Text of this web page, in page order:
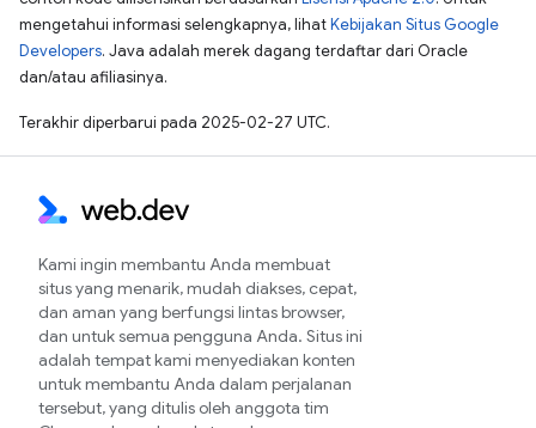
mengetahui informasi selengkapnya, lihatKebijakan Situs Google
Developers. Java adalah merek dagang terdaftar dari Oracle
dan/atau afiliasinya.
Terakhir diperbarui pada 2025-02-27 UTC.
Kami ingin membantu Anda membuat
situs yang menarik, mudah diakses, cepat,
dan aman yang berfungsi lintas browser,
dan untuk semua pengguna Anda. Situs ini
adalah tempat kami menyediakan konten
untuk membantu Anda dalam perjalanan
tersebut, yang ditulis oleh anggota tim